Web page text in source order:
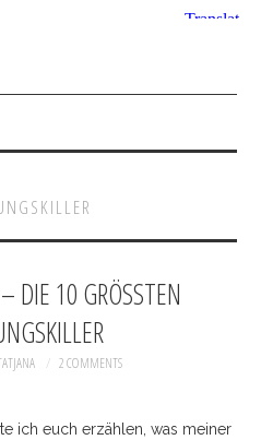
DIE 10 GRÖSSTEN B
2 COMMENTS
ich euch erzählen, was meiner